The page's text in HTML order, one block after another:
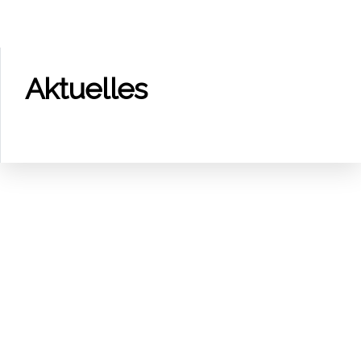
Aktu­el­les
schutz